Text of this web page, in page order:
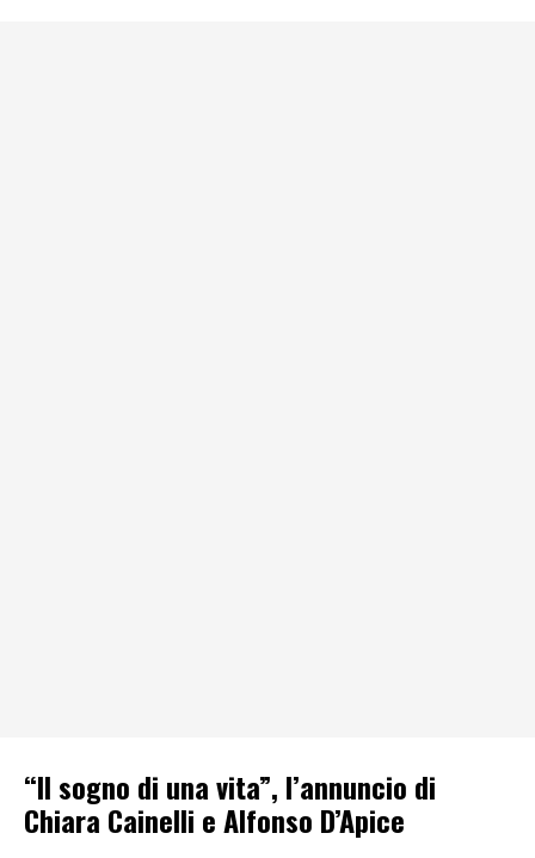
“Il sogno di una vita”, l’annuncio di
Chiara Cainelli e Alfonso D’Apice